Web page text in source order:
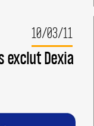
10/03/11
exclut Dexia